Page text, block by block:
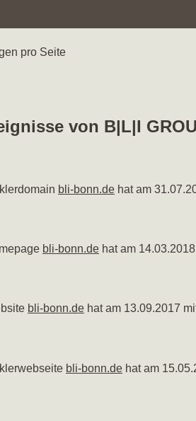
pro Seite
von B|L|I
bli-bonn.de hat am
bli-bonn.de hat am
bli-bonn.de hat am 13.09.2017
bli-bonn.de hat am